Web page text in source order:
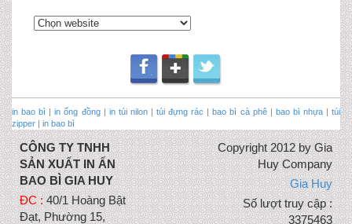
in bao bì |in ống đồng| in túi nilon|túi đựng rác bao bì cà phê| bao bì nhựa|túi
zipper
in bao bì
CÔNG TY TNHH
SẢN XUẤT IN ẤN
BAO BÌ GIA HUY
ĐC : 40/1 Hoàng Bật
Đạt, Phường 15,
Copyright 2012 by Gia
Huy Company
Gia Huy
Số lượt truy cập :
3375463